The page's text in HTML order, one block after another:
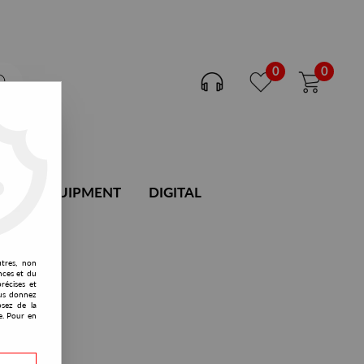
0 0
DJ EQUIPMENT DIGITAL
non
et du
et
donnez
de la
Pour en